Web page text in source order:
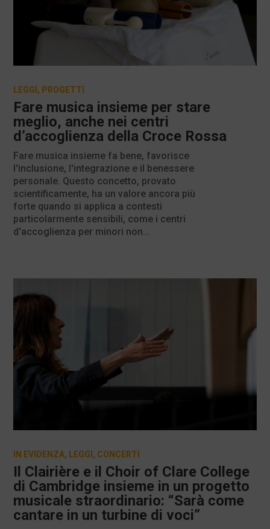
Fare musica insieme per stare
meglio, anche nei centri
d’accoglienza della Croce Rossa
LEGGI , PROGETTI
Fare musica insieme fa bene, favorisce
l'inclusione, l'integrazione e il benessere
personale. Questo concetto, provato
scientificamente, ha un valore ancora più
forte quando si applica a contesti
particolarmente sensibili, come i centri
d'accoglienza per minori non...
Il Clairière e il Choir of Clare College
di Cambridge insieme in un progetto
musicale straordinario: “Sarà come
cantare in un turbine di voci”
IN EVIDENZA, LEGGI , CONCERTI